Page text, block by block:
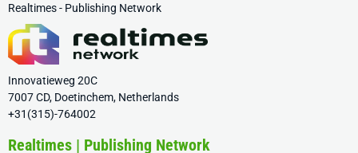
Realtimes - Publishing Network
Innovatieweg 20C
7007 CD, Doetinchem, Netherlands
+31(315)-764002
Realtimes | Publishing Network